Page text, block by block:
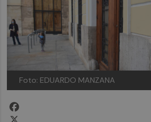
Foto: EDUARDO MANZANA